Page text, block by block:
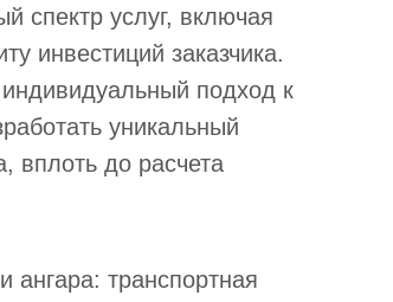
спектр услуг, включая
инвестиций заказчика.
подход к
уникальный
вплоть до расчета
ангара: транспортная